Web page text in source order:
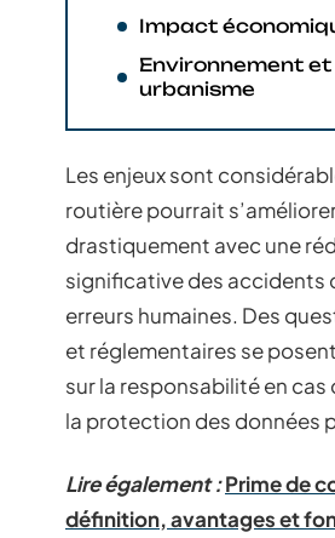
Impact
Environnement et
urbanisme
Les enjeux sont
routière pourrait
drastiquement avec une
significative des accidents
erreurs humaines. Des
et réglementaires se
sur la responsabilité en cas
la protection des données
Lire également :Prime de
définition, avantages et